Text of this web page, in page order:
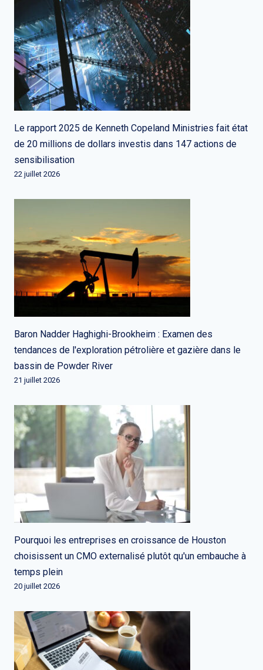
Le rapport 2025 de Kenneth Copeland Ministries fait état
de 20 millions de dollars investis dans 147 actions de
sensibilisation
22 juillet 2026
Baron Nadder Haghighi-Brookheim : Examen des
tendances de l'exploration pétrolière et gazière dans le
bassin de Powder River
21 juillet 2026
Pourquoi les entreprises en croissance de Houston
choisissent un CMO externalisé plutôt qu'un embauche à
temps plein
20 juillet 2026